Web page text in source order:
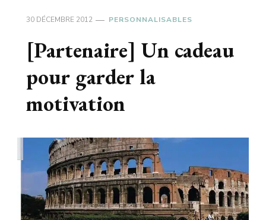
30 DÉCEMBRE 2012 PERSONNALISABLES
[Partenaire] Un cadeau
pour garder la
motivation